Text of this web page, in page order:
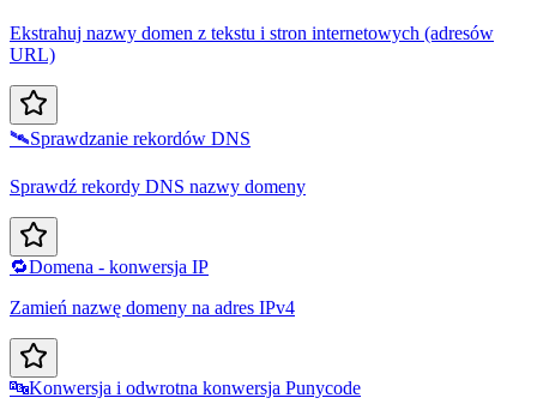
Ekstrahuj nazwy domen z tekstu i stron internetowych (adresów
URL)
🛰️Sprawdzanie rekordów DNS
Sprawdź rekordy DNS nazwy domeny
🔁Domena - konwersja IP
Zamień nazwę domeny na adres IPv4
🔤Konwersja i odwrotna konwersja Punycode